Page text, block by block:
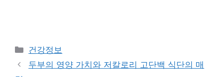
Categories
건강정보
두부의 영양 가치와 저칼로리 고단백 식단의 매